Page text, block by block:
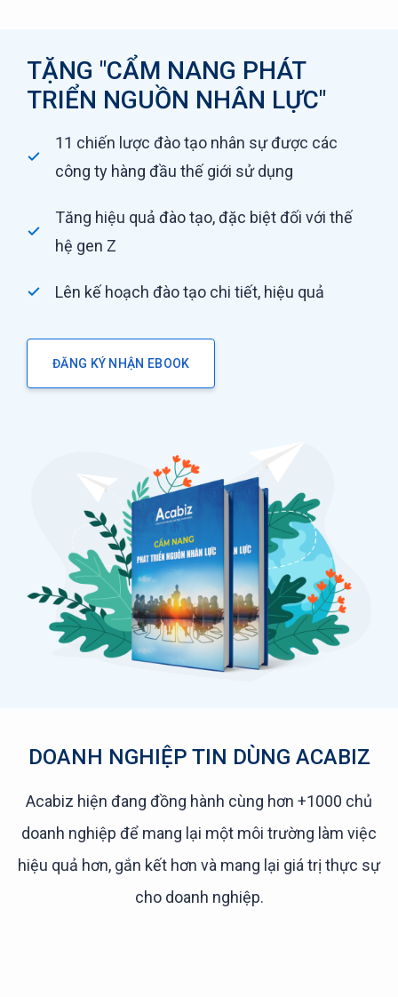
TẶNG "CẨM NANG PHÁT
TRIỂN NGUỒN NHÂN LỰC"
11 chiến lược đào tạo nhân sự được các
công ty hàng đầu thế giới sử dụng
Tăng hiệu quả đào tạo, đặc biệt đối với thế
hệ gen Z
Lên kế hoạch đào tạo chi tiết, hiệu quả
ĐĂNG KÝ NHẬN EBOOK
DOANH NGHIỆP TIN DÙNG ACABIZ
Acabiz hiện đang đồng hành cùng hơn +1000 chủ
doanh nghiệp để mang lại một môi trường làm việc
hiệu quả hơn, gắn kết hơn và mang lại giá trị thực sự
cho doanh nghiệp.